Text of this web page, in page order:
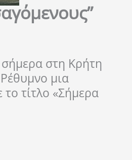
στη Κρήτη
μια
τίτλο «Σήμερα